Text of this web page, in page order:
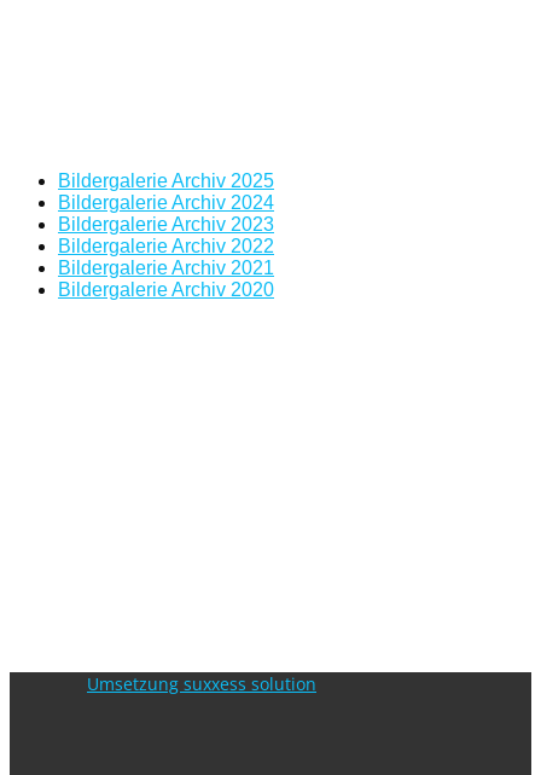
Bildergalerie Archiv 2025
Bildergalerie Archiv 2024
Bildergalerie Archiv 2023
Bildergalerie Archiv 2022
Bildergalerie Archiv 2021
Bildergalerie Archiv 2020
Umsetzung suxxess solution